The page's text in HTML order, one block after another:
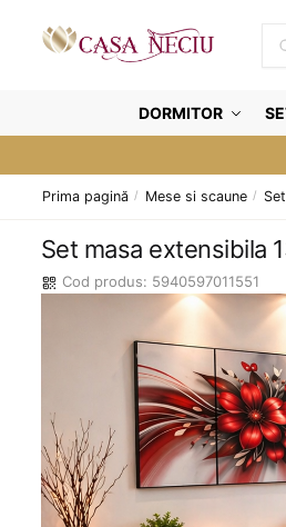
navigation
DORMITOR
Prima pagină / Mese si scaune /
Set masa extensibila
Cod produs: 5940597011551